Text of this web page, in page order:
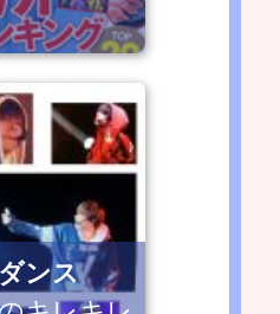
ンス